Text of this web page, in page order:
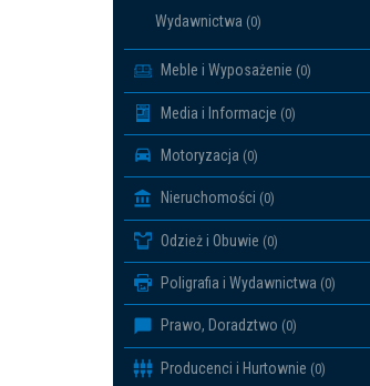
Wydawnictwa (0)
Meble i Wyposażenie (0)
Media i Informacje (0)
Motoryzacja (0)
Nieruchomości (0)
Odzież i Obuwie (0)
Poligrafia i Wydawnictwa (0)
Prawo, Doradztwo (0)
Producenci i Hurtownie (0)